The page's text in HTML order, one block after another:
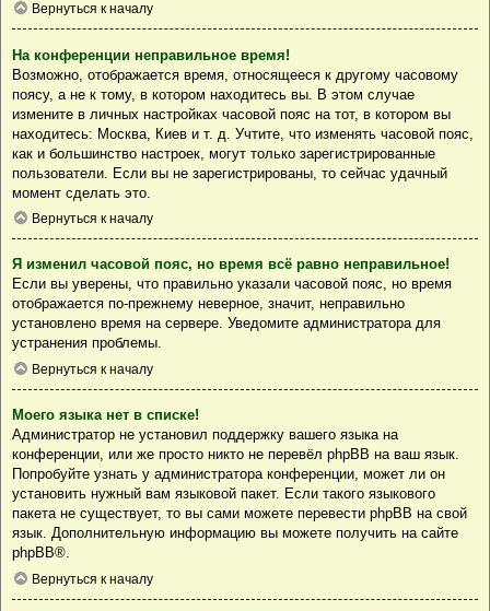
Вернуться к началу
На конференции неправильное время!
Возможно, отображается время, относящееся к другому часовому
поясу, а не к тому, в котором находитесь вы. В этом случае
измените в личных настройках часовой пояс на тот, в котором вы
находитесь: Москва, Киев и т. д. Учтите, что изменять часовой пояс,
как и большинство настроек, могут только зарегистрированные
пользователи. Если вы не зарегистрированы, то сейчас удачный
момент сделать это.
Вернуться к началу
Я изменил часовой пояс, но время всё равно неправильное!
Если вы уверены, что правильно указали часовой пояс, но время
отображается по-прежнему неверное, значит, неправильно
установлено время на сервере. Уведомите администратора для
устранения проблемы.
Вернуться к началу
Моего языка нет в списке!
Администратор не установил поддержку вашего языка на
конференции, или же просто никто не перевёл phpBB на ваш язык.
Попробуйте узнать у администратора конференции, может ли он
установить нужный вам языковой пакет. Если такого языкового
пакета не существует, то вы сами можете перевести phpBB на свой
язык. Дополнительную информацию вы можете получить на сайте
phpBB®.
Вернуться к началу